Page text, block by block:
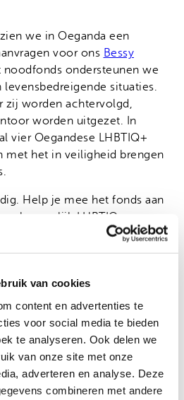
van cookies
content en advertenties te
voor social media te bieden
te analyseren. Ook delen we
van onze site met onze
adverteren en analyse. Deze
combineren met andere
we in Oeganda een
voor ons Bessy
noodfonds ondersteunen we
levensbedreigende situaties.
zij worden achtervolgd,
worden uitgezet. In
vier Oegandese LHBTIQ+
met het in veiligheid brengen
Help je mee het fonds aan
mogelijk LHBTIQ+
Nanyunja wint
Activist